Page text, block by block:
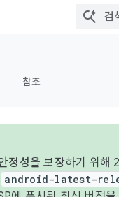
참조
성을 보장하기 위해
android-latest-